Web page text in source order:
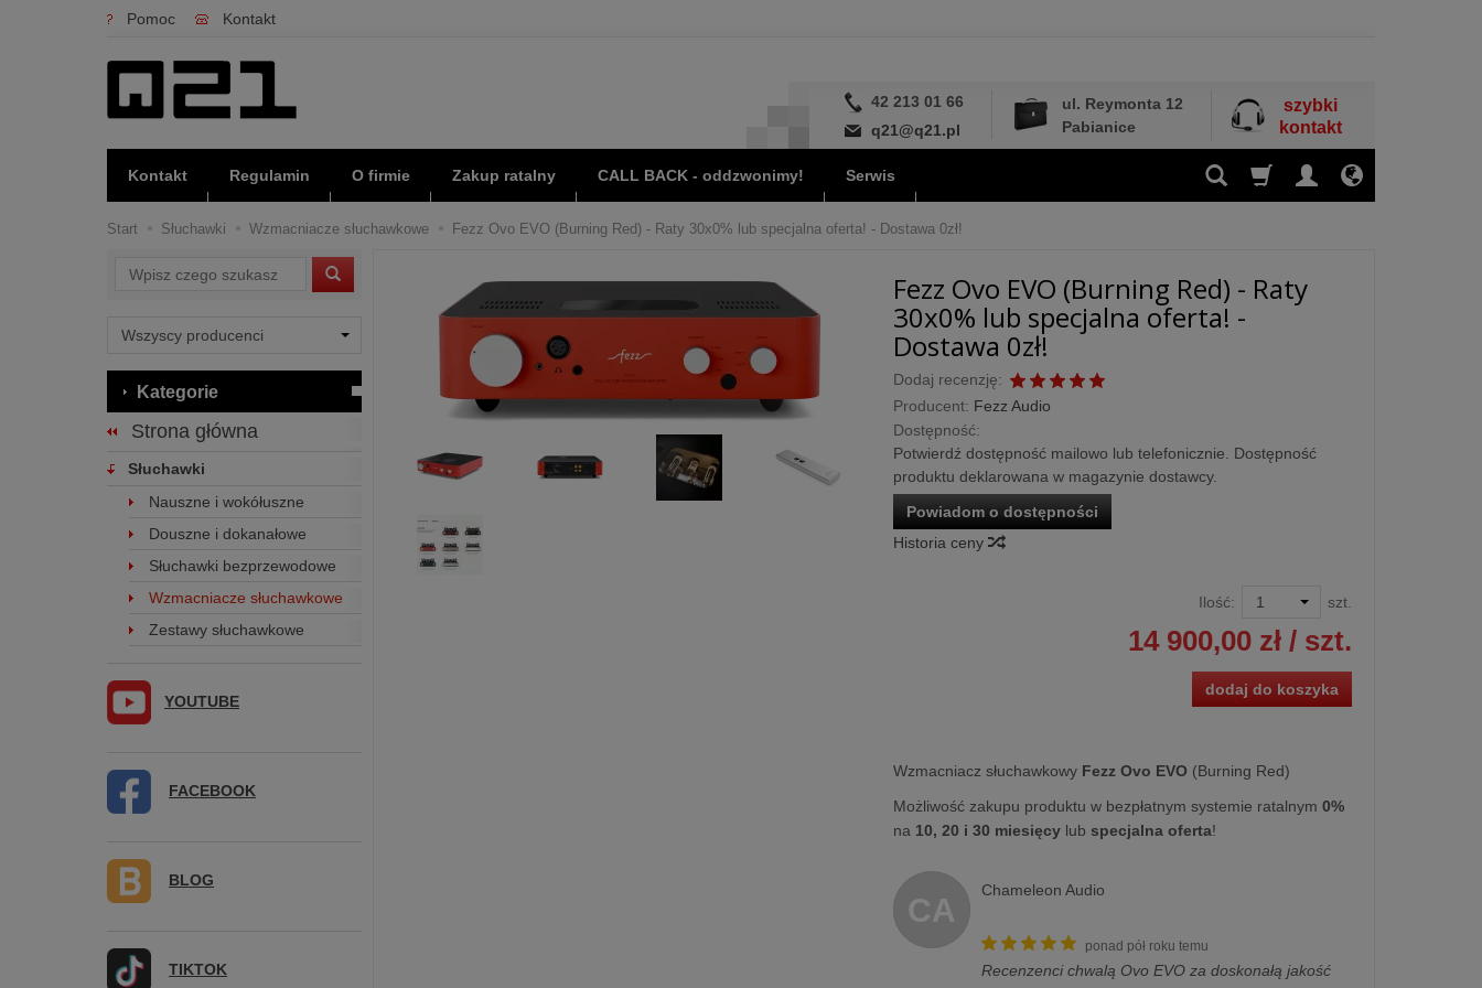
Pomoc Kontakt
42 213 01 66
q21@q21.pl
ul. Reymonta 12
Pabianice
szybki
kontakt
Kontakt Regulamin O firmie Zakup ratalny CALL BACK - oddzwonimy! Serwis
Start Słuchawki Wzmacniacze słuchawkowe Fezz Ovo EVO (Burning Red) - Raty 30x0% lub specjalna oferta! - Dostawa 0zł!
Fezz Ovo EVO (Burning Red) - Raty
30x0% lub specjalna oferta! -
Dostawa 0zł!
Dodaj recenzję:
Producent: Fezz Audio
Dostępność:
Potwierdź dostępność mailowo lub telefonicznie. Dostępność
produktu deklarowana w magazynie dostawcy.
Powiadom o dostępności
Historia ceny
Ilość: szt.
14 900,00 zł/ szt.
dodaj do koszyka
Wzmacniacz słuchawkowy Fezz Ovo EVO (Burning Red)
Możliwość zakupu produktu w bezpłatnym systemie ratalnym 0%
na 10, 20 i 30 miesięcylub specjalna oferta!
CA
Chameleon Audio
ponad pół roku temu
Recenzenci chwalą Ovo EVO za doskonałą jakość
Wyszukaj
Kategorie
Strona główna
Słuchawki
Nauszne i wokółuszne
Douszne i dokanałowe
Słuchawki bezprzewodowe
Wzmacniacze słuchawkowe
Zestawy słuchawkowe
YOUTUBE
FACEBOOK
BLOG
TIKTOK